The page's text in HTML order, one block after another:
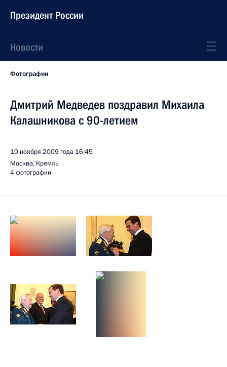
Президент России
Новости
Фотографии
Дмитрий Медведев поздравил Михаила
Калашникова с 90-летием
10 ноября 2009 года 16:45
Москва, Кремль
4 фотографии